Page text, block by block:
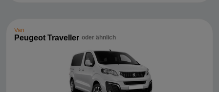
Van
Peugeot Traveller oder ähnlich